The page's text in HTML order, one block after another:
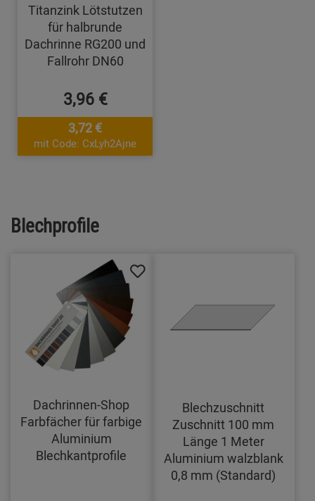
Titanzink Lötstutzen
für halbrunde
Dachrinne RG200 und
Fallrohr DN60
3,96 €
3,72 €
mit Code: CxLyh2Ajne
Blechprofile
Dachrinnen-Shop
Farbfächer für farbige
Aluminium
Blechkantprofile
Blechzuschnitt
Zuschnitt 100 mm
Länge 1 Meter
Aluminium walzblank
0,8 mm (Standard)